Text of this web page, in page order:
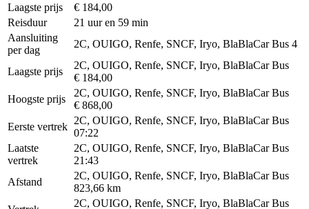
Laagste prijs
€ 184,00
Reisduur
21 uur en 59 min
Aansluiting
per dag
2C, OUIGO, Renfe, SNCF, Iryo, BlaBlaCar Bus 4
Laagste prijs
2C, OUIGO, Renfe, SNCF, Iryo, BlaBlaCar Bus
€ 184,00
Hoogste prijs
2C, OUIGO, Renfe, SNCF, Iryo, BlaBlaCar Bus
€ 868,00
Eerste vertrek
2C, OUIGO, Renfe, SNCF, Iryo, BlaBlaCar Bus
07:22
Laatste
vertrek
2C, OUIGO, Renfe, SNCF, Iryo, BlaBlaCar Bus
21:43
Afstand
2C, OUIGO, Renfe, SNCF, Iryo, BlaBlaCar Bus
823,66 km
2C, OUIGO, Renfe, SNCF, Iryo, BlaBlaCar Bus